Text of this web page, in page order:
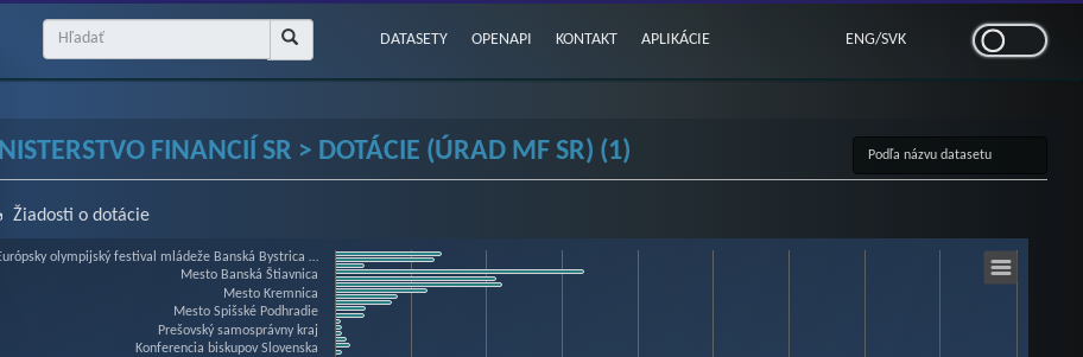
DATASETY OPENAPI KONTAKT APLIKÁCIE ENG/SVK
FINANCIÍ SR > DOTÁCIE (ÚRAD MF SR) (1)
Žiadosti o dotácie
chart with 59 bars.
olympijský festival mládeže Banská Bystrica …
Mesto Kremnica
Prešovský samosprávny kraj
Mesto Banská Štiavnica
Mesto Spišské Podhradie
Konferencia biskupov Slovenska